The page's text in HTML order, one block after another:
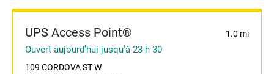
UPS Access Point® 1.0 mi
Ouvert aujourd’hui jusqu’à 23 h 30
109 CORDOVA ST W